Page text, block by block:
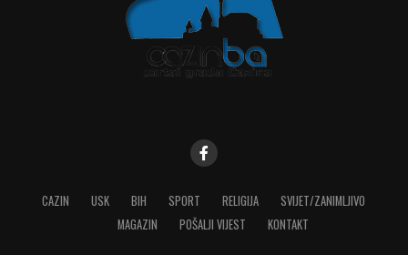
CAZIN USK BIH SPORT RELIGIJA
SVIJET/ZANIMLJIVO
MAGAZIN
POŠALJI VIJEST KONTAKT